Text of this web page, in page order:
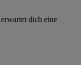
dich eine